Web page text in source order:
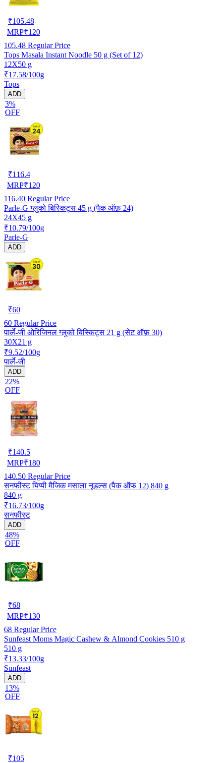
₹105.48
MRP₹120
105.48 Regular Price
Tops Masala Instant Noodle 50 g (Set of 12)
12X50 g
₹17.58/100g
Tops
ADD
3%
OFF
₹116.4
MRP₹120
116.40 Regular Price
Parle-G ग्लुको बिस्किट्स 45 g (पैक ऑफ़ 24)
24X45 g
₹10.79/100g
Parle-G
ADD
₹60
60 Regular Price
पार्ले-जी ओरिजिनल ग्लुको बिस्किट्स 21 g (सेट ऑफ़ 30)
30X21 g
₹9.52/100g
पार्ले-जी
ADD
22%
OFF
₹140.5
MRP₹180
140.50 Regular Price
सनफीस्ट यिप्पी मैजिक मसाला नूडल्स (पैक ऑफ 12) 840 g
840 g
₹16.73/100g
सनफीस्ट
ADD
48%
OFF
₹68
MRP₹130
68 Regular Price
Sunfeast Moms Magic Cashew & Almond Cookies 510 g
510 g
₹13.33/100g
Sunfeast
ADD
13%
OFF
₹105